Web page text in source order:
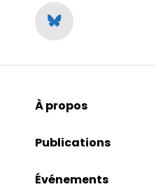
À propos
Publications
Événements